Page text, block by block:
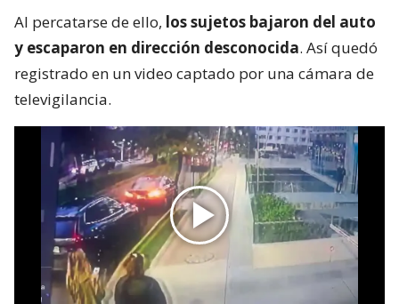
Al percatarse de ello, los sujetos bajaron del auto
y escaparon en dirección desconocida. Así quedó
registrado en un video captado por una cámara de
televigilancia.